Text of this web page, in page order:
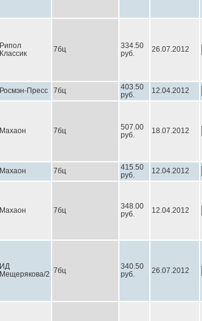
Рипол
Классик
7бц
334.50
руб.
26.07.2012
Росмэн-Пресс 7бц
403.50
руб.
12.04.2012
Махаон 7бц
507.00
руб.
18.07.2012
Махаон 7бц
415.50
руб.
12.04.2012
Махаон 7бц
348.00
руб.
12.04.2012
ИД
Мещерякова/2 7бц
340.50
руб.
26.07.2012